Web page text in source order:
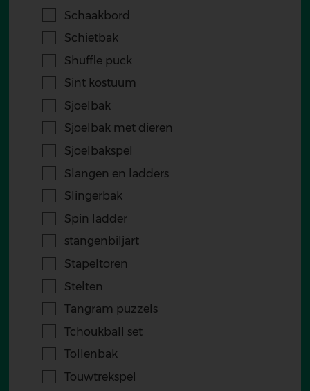
Schaakbord
Schietbak
Shuffle puck
Sint kostuum
Sjoelbak
Sjoelbak met dieren
Sjoelbakspel
Slangen en ladders
Slingerbak
Spin ladder
stangenbiljart
Stapeltoren
Stelten
Tangram puzzels
Tchoukball set
Tollenbak
Touwtrekspel